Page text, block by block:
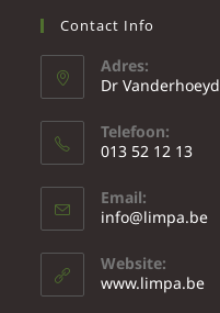
Contact Info
Adres:
Dr
Telefoon:
013 52 12 13
Email:
info@limpa.be
Website:
www.limpa.be